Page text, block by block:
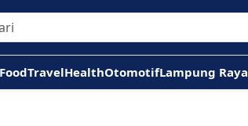
FoodTravelHealthOtomotifLampung Raya